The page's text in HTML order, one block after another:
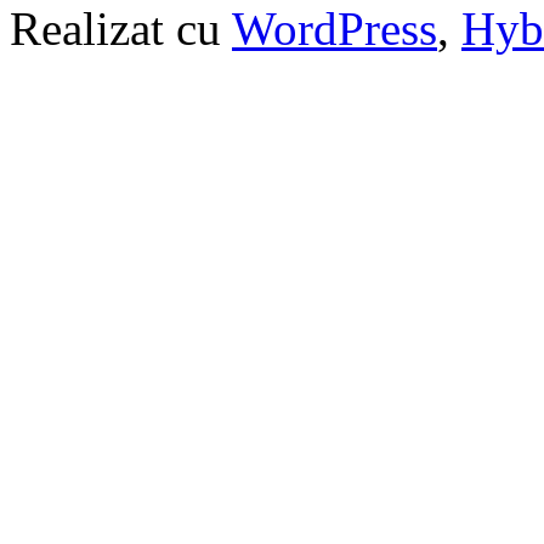
Realizat cu WordPress,